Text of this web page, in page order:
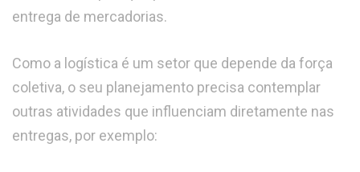
entrega de mercadorias.
Como a logística é um setor que depende da força
coletiva, o seu planejamento precisa contemplar
outras atividades que influenciam diretamente nas
entregas, por exemplo: